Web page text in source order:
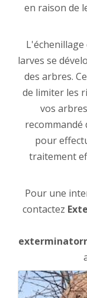
en raison de
larves se
des arbres.
de limiter les
vos
recommandé
pour
traitement
Pour une
contactez